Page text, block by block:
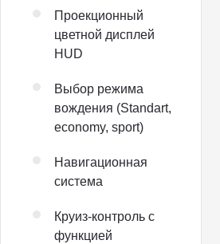
Проекционный
цветной дисплей
HUD
Выбор режима
вождения (Standart,
economy, sport)
Навигационная
система
Круиз-контроль с
функцией